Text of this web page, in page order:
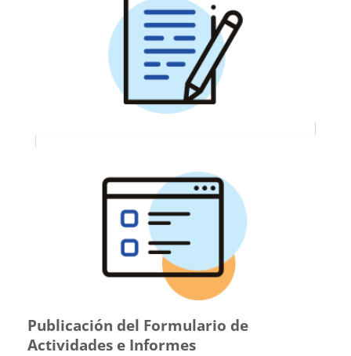
Publicación del Formulario de
Actividades e Informes